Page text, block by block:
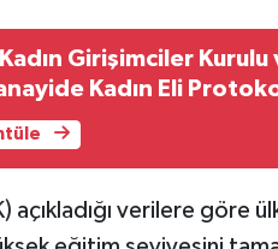
Girişimciler Kurulu
Kadın Eli
açıkladığı verilere göre